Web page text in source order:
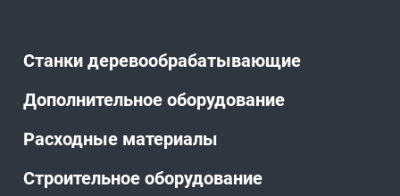
Станки деревообрабатывающие
Дополнительное оборудование
Расходные материалы
Строительное оборудование